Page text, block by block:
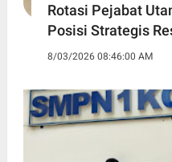
Rotasi Pejabat
Posisi Strategis
8/03/2026 08:46:00 AM